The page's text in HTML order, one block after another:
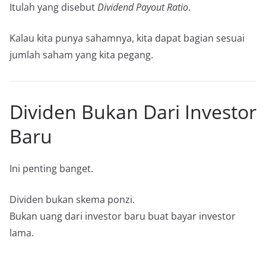
Itulah yang disebutDividend Payout Ratio.
Kalau kita punya sahamnya, kita dapat bagian sesuai
jumlah saham yang kita pegang.
Dividen Bukan Dari Investor
Baru
Ini penting banget.
Dividen bukan skema ponzi.
Bukan uang dari investor baru buat bayar investor
lama.